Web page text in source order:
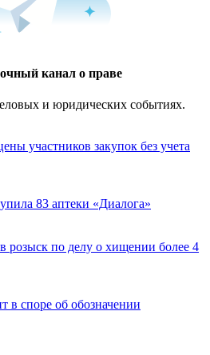
канал о праве
и юридических событиях.
участников закупок без учета
83 аптеки «Диалога»
розыск по делу о хищении более 4
в споре об обозначении